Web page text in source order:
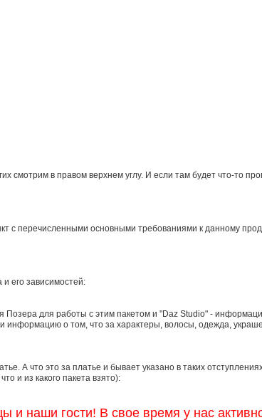
смотрим в правом верхнем углу. И если там будет что-то
с перечисленными основными требованиями к данному
его зависимостей:
Позера для работы с этим пакетом и "Daz Studio" -
информацию о том, что за характеры, волосы, одежда,
А что это за платье и бывает указано в таких
и из какого пакета взято):
наши гости! В свое время у нас